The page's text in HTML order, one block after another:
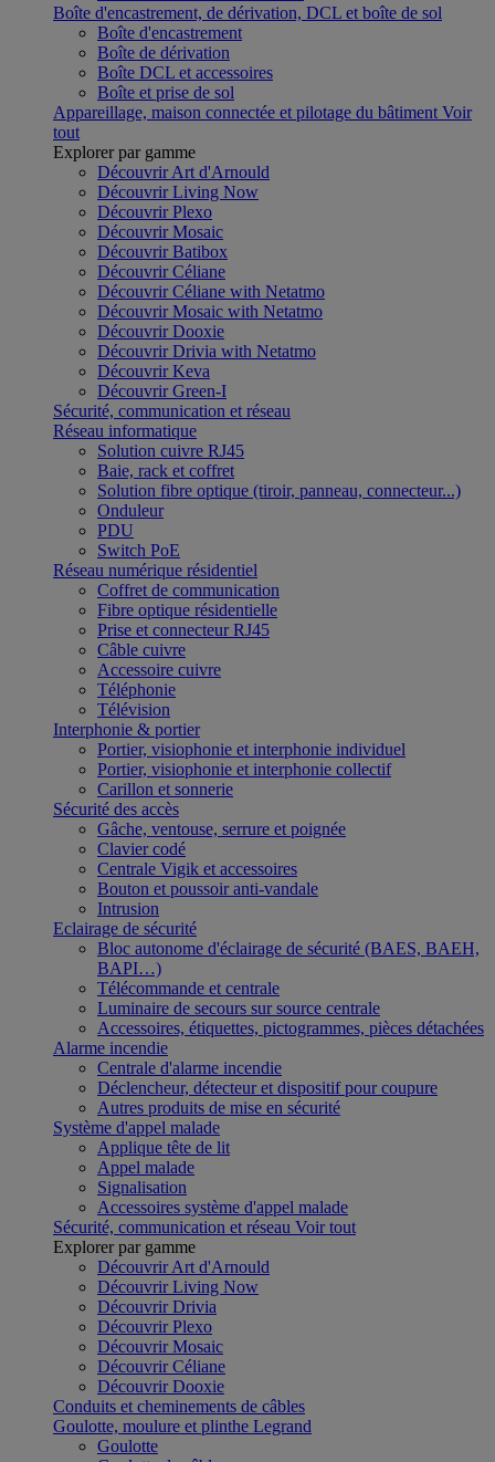
Boîte d'encastrement, de dérivation, DCL et boîte de sol
Boîte d'encastrement
Boîte de dérivation
Boîte DCL et accessoires
Boîte et prise de sol
Appareillage, maison connectée et pilotage du bâtiment Voir
tout
Explorer par gamme
Découvrir Art d'Arnould
Découvrir Living Now
Découvrir Plexo
Découvrir Mosaic
Découvrir Batibox
Découvrir Céliane
Découvrir Céliane with Netatmo
Découvrir Mosaic with Netatmo
Découvrir Dooxie
Découvrir Drivia with Netatmo
Découvrir Keva
Découvrir Green-I
Sécurité, communication et réseau
Réseau informatique
Solution cuivre RJ45
Baie, rack et coffret
Solution fibre optique (tiroir, panneau, connecteur...)
Onduleur
PDU
Switch PoE
Réseau numérique résidentiel
Coffret de communication
Fibre optique résidentielle
Prise et connecteur RJ45
Câble cuivre
Accessoire cuivre
Téléphonie
Télévision
Interphonie & portier
Portier, visiophonie et interphonie individuel
Portier, visiophonie et interphonie collectif
Carillon et sonnerie
Sécurité des accès
Gâche, ventouse, serrure et poignée
Clavier codé
Centrale Vigik et accessoires
Bouton et poussoir anti-vandale
Intrusion
Eclairage de sécurité
Bloc autonome d'éclairage de sécurité (BAES, BAEH,
BAPI…)
Télécommande et centrale
Luminaire de secours sur source centrale
Accessoires, étiquettes, pictogrammes, pièces détachées
Alarme incendie
Centrale d'alarme incendie
Déclencheur, détecteur et dispositif pour coupure
Autres produits de mise en sécurité
Système d'appel malade
Applique tête de lit
Appel malade
Signalisation
Accessoires système d'appel malade
Sécurité, communication et réseau Voir tout
Explorer par gamme
Découvrir Art d'Arnould
Découvrir Living Now
Découvrir Drivia
Découvrir Plexo
Découvrir Mosaic
Découvrir Céliane
Découvrir Dooxie
Conduits et cheminements de câbles
Goulotte, moulure et plinthe Legrand
Goulotte